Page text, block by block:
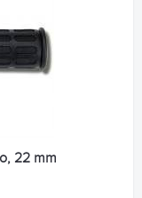
22 mm